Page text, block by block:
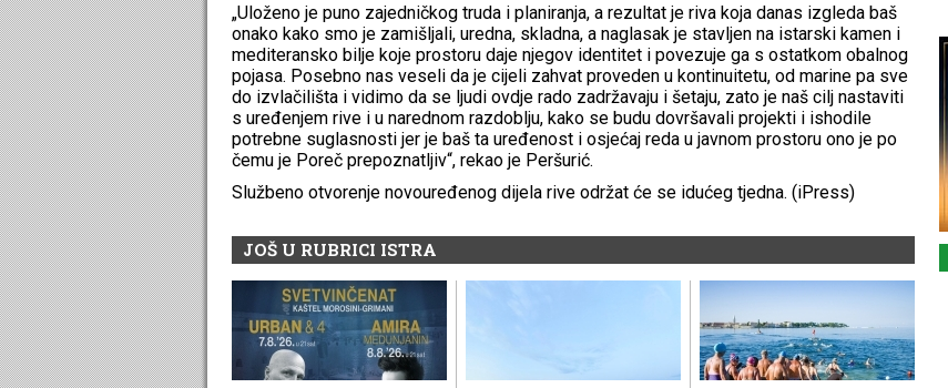
„Uloženo je puno zajedničkog truda i planiranja, a rezultat je riva koja danas izgleda baš
onako kako smo je zamišljali, uredna, skladna, a naglasak je stavljen na istarski kamen i
mediteransko bilje koje prostoru daje njegov identitet i povezuje ga s ostatkom obalnog
pojasa. Posebno nas veseli da je cijeli zahvat proveden u kontinuitetu, od marine pa sve
do izvlačilišta i vidimo da se ljudi ovdje rado zadržavaju i šetaju, zato je naš cilj nastaviti
s uređenjem rive i u narednom razdoblju, kako se budu dovršavali projekti i ishodile
potrebne suglasnosti jer je baš ta uređenost i osjećaj reda u javnom prostoru ono je po
čemu je Poreč prepoznatljiv“, rekao je Peršurić.
Službeno otvorenje novouređenog dijela rive održat će se idućeg tjedna. (iPress)
JOŠ U RUBRICI ISTRA